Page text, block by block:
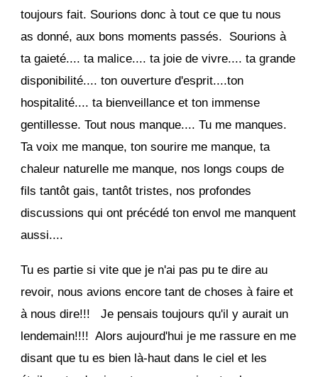
toujours fait. Sourions donc à tout ce que tu nous
as donné, aux bons moments passés. Sourions à
ta gaieté.... ta malice.... ta joie de vivre.... ta grande
disponibilité.... ton ouverture d'esprit....ton
hospitalité.... ta bienveillance et ton immense
gentillesse. Tout nous manque.... Tu me manques.
Ta voix me manque, ton sourire me manque, ta
chaleur naturelle me manque, nos longs coups de
fils tantôt gais, tantôt tristes, nos profondes
discussions qui ont précédé ton envol me manquent
aussi....
Tu es partie si vite que je n'ai pas pu te dire au
revoir, nous avions encore tant de choses à faire et
à nous dire!!! Je pensais toujours qu'il y aurait un
lendemain!!!! Alors aujourd'hui je me rassure en me
disant que tu es bien là-haut dans le ciel et les